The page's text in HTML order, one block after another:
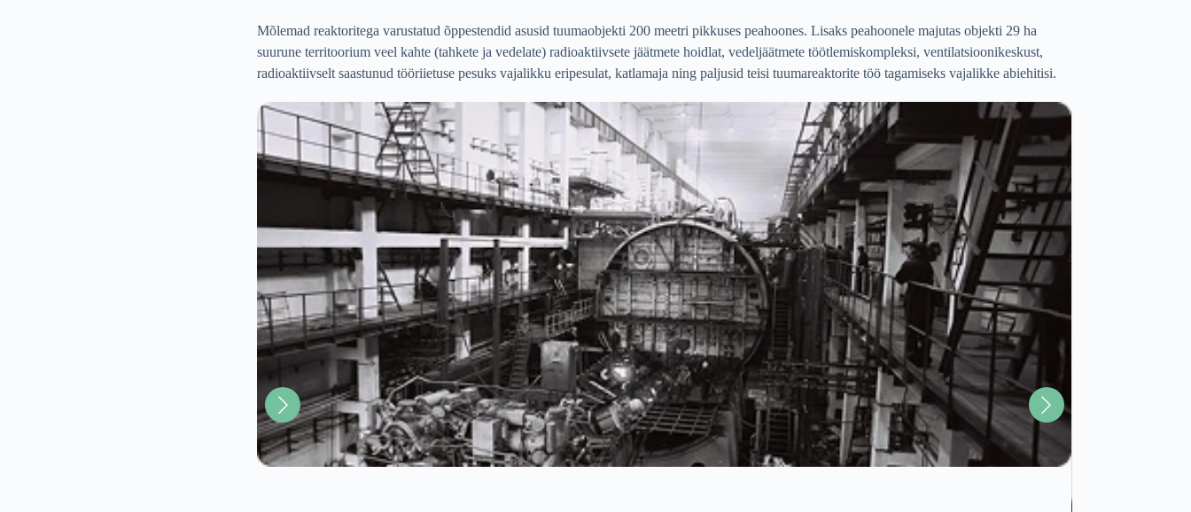
Mõlemad reaktoritega varustatud õppestendid asusid tuumaobjekti 200 meetri pikkuses peahoones. Lisaks peahoonele majutas objekti 29 ha
suurune territoorium veel kahte (tahkete ja vedelate) radioaktiivsete jäätmete hoidlat, vedeljäätmete töötlemiskompleksi, ventilatsioonikeskust,
radioaktiivselt saastunud tööriietuse pesuks vajalikku eripesulat, katlamaja ning paljusid teisi tuumareaktorite töö tagamiseks vajalikke abiehitisi.